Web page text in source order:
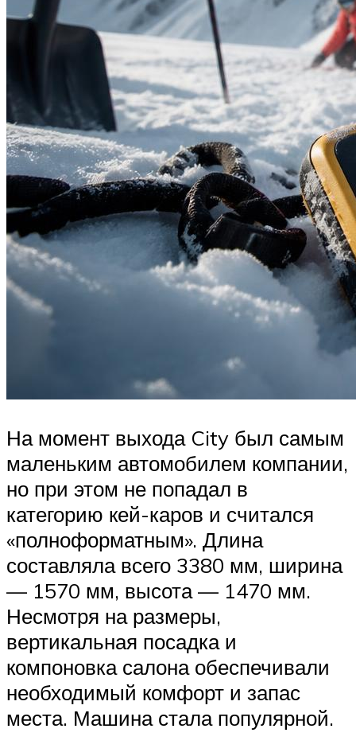
На момент выхода City был самым
маленьким автомобилем компании,
но при этом не попадал в
категорию кей-каров и считался
«полноформатным». Длина
составляла всего 3380 мм, ширина
— 1570 мм, высота — 1470 мм.
Несмотря на размеры,
вертикальная посадка и
компоновка салона обеспечивали
необходимый комфорт и запас
места. Машина стала популярной.